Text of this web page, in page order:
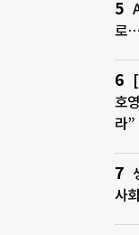
로…
호
라”
사